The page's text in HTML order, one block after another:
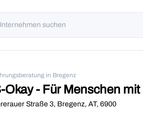
in Bregenz
Okay - Für Menschen
Straße 3, Bregenz, AT, 6900